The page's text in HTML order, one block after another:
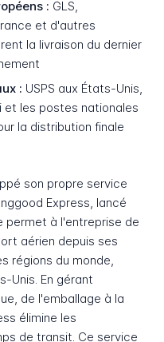
: GLS,
et d'autres
la livraison du dernier
: USPS aux États-Unis,
et les postes nationales
la distribution finale
son propre service
Express, lancé
permet à l'entreprise de
aérien depuis ses
régions du monde,
Unis. En gérant
de l'emballage à la
élimine les
de transit. Ce service